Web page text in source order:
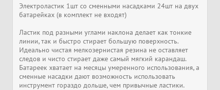
Электроластик 1шт со сменными насадками 24шт на двух
батарейках (в комплект не входят)
Ластик под разными углами наклона делает как тонкие
линии, так и быстро стирает большую поверхность.
Идеально чистая мелкозернистая резина не оставляет
следов и чисто стирает даже самый мягкий карандаш.
Батареек хватает на месяцы умеренного использования, а
сменные насадки дают возможность использовать
инструмент гораздо дольше, чем привычные ластики.